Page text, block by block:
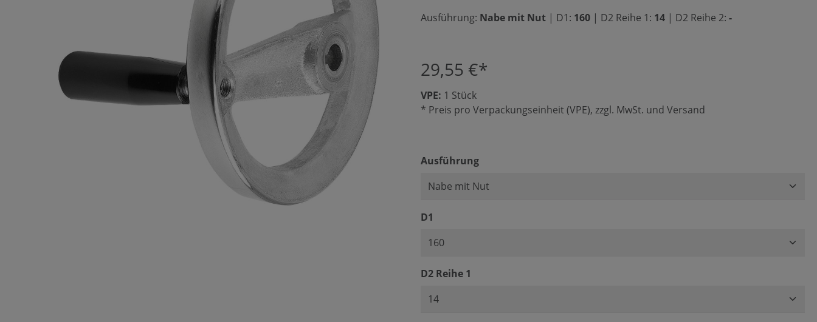
Ausführung: Nabe mit Nut | D1: 160 | D2 Reihe 1: 14 | D2 Reihe 2: -
29,55 €*
VPE: 1 Stück
* Preis pro Verpackungseinheit (VPE), zzgl. MwSt. und Versand
Ausführungauswählen
D1
D2 Reihe 1